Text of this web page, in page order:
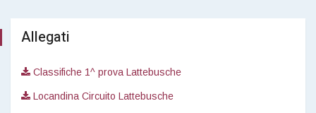
Allegati
Classifiche 1^ prova Lattebusche
Locandina Circuito Lattebusche